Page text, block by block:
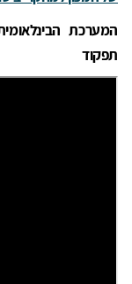
המערכת
תפקוד